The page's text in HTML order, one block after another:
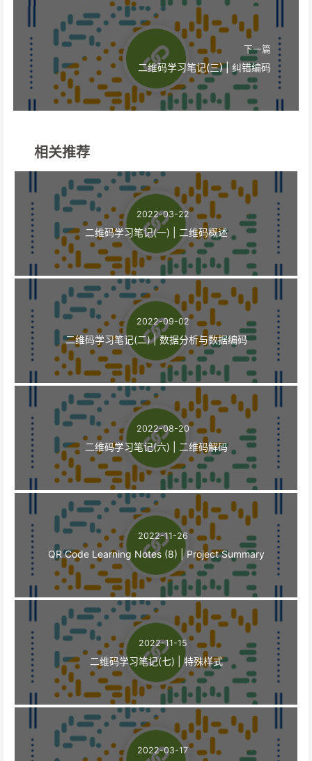
下一篇
二维码学习笔记(三) | 纠错编码
相关推荐
2022-03-22
二维码学习笔记(一) | 二维码概述
2022-09-02
二维码学习笔记(二) | 数据分析与数据编码
2022-08-20
二维码学习笔记(六) | 二维码解码
2022-11-26
QR Code Learning Notes (8) | Project Summary
2022-11-15
二维码学习笔记(七) | 特殊样式
2022-03-17